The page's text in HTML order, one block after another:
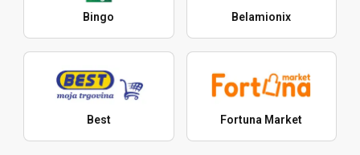
Bingo Belamionix
Best Fortuna Market